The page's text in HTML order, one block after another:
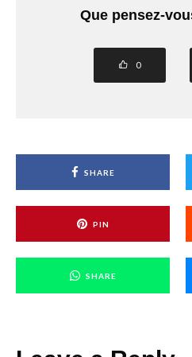
Que pensez-
0
SHARE
PIN
SHARE